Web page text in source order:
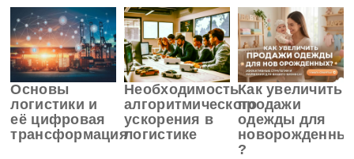
Основы
логистики и
её цифровая
трансформация
Необходимость
алгоритмического
ускорения в
логистике
Как увеличить
продажи
одежды для
?